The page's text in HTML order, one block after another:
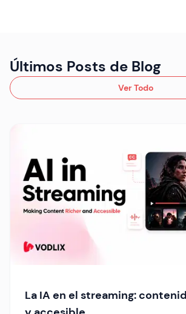
Últimos Posts de Blog
Ver Todo
La IA en el streaming: